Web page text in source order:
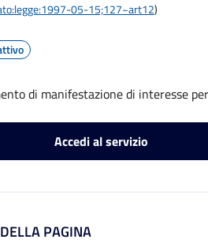
05-15;127~art12)
di manifestazione di interesse
Accedi al servizio
PAGINA